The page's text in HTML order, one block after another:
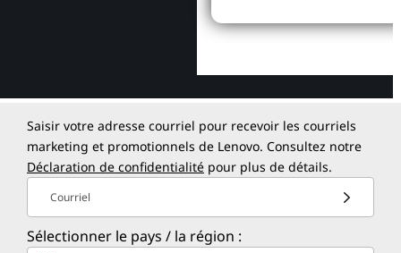
Saisir votre adresse courriel pour recevoir les courriels
marketing et promotionnels de Lenovo. Consultez notre
Déclaration de confidentialité pour plus de détails.
Courriel
Sélectionner le pays / la région :